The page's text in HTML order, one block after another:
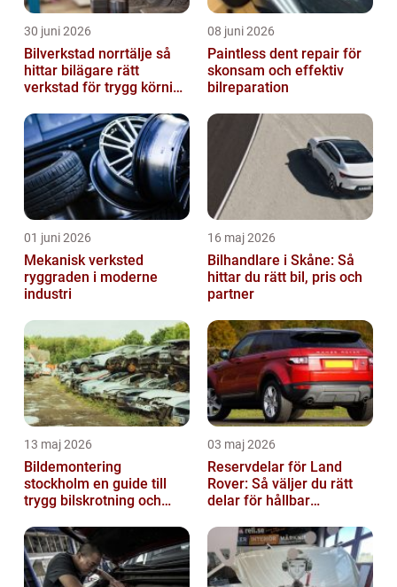
30 juni 2026
Bilverkstad norrtälje så
hittar bilägare rätt
verkstad för trygg körning
08 juni 2026
Paintless dent repair för
skonsam och effektiv
bilreparation
01 juni 2026
Mekanisk verksted
ryggraden i moderne
industri
16 maj 2026
Bilhandlare i Skåne: Så
hittar du rätt bil, pris och
partner
13 maj 2026
Bildemontering
stockholm en guide till
trygg bilskrotning och
03 maj 2026
Reservdelar för Land
Rover: Så väljer du rätt
delar för hållbar